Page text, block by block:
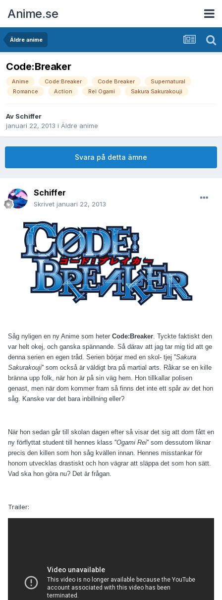
Anime.se
Äldre anime
Code:Breaker
Anime Code:Breaker Code Breaker
Supernatural
Romance
Action Rei Ogami Sakura Sakurakouji
Av Schiffer
januari 22, 2013 i Äldre anime
Svara på detta ämne
Schiffer
Skrivet januari 22, 2013
Såg nyligen en ny Anime som heter Code:Breaker. Tyckte faktiskt den
var helt okej, och ganska spännande. Så därav att jag tar mig tid att ge
denna serien en egen tråd. Serien börjar med en skol- tjej ''Sakura
Sakurakouji'' som också är väldigt bra på martial arts. Råkar se en kille
bränna upp folk, när hon är på sin väg hem. Hon tillkallar polisen
genast, men när dom kommer fram så finns det inte ett spår av det hon
såg. Kanske var det bara inbillning eller?
När hon sedan går till skolan dagen efter så visar det sig att dom fått en
ny förflyttat student till hennes klass ''Ogami Rei'' som dessutom liknar
precis den killen som hon såg kvällen innan. Hennes misstankar för
honom utvecklas drastiskt och hon vägrar att släppa det som hon sätt.
Vad ska hon göra nu? Det är frågan.
Trailer: